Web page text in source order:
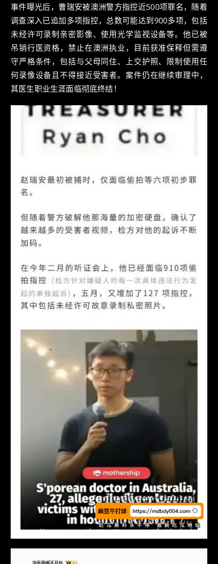
事件曝光后，曹瑞安被澳洲警方指控近500项罪名，随着
调查深入已追加多项指控，总数可能达到900多项，包括
未经许可录制亲密影像、使用光学监视设备等。他已被
吊销行医资格，禁止在澳洲执业，目前获准保释但需遵
守严格条件，包括与父母同住、上交护照、限制使用任
何录像设备且不得接近受害者。案件仍在继续审理中，
其医生职业生涯面临彻底终结！